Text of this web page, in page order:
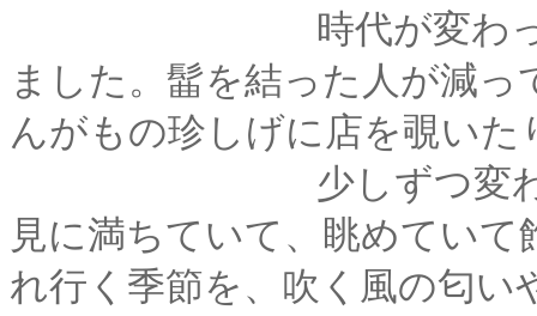
時代が変わって、街
ました。髷を結った人が減
んがもの珍しげに店を覗い
少しずつ変わりゆく
見に満ちていて、眺めてい
れ行く季節を、吹く風の匂い